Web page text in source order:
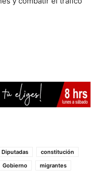
Diputadas
constitución
Gobierno
migrantes